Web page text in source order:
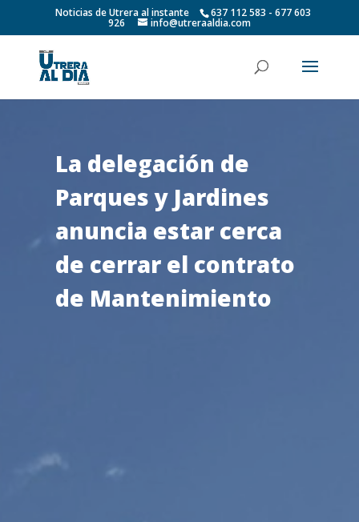
Noticias de Utrera al instante 637 112 583 - 677 603
926 info@utreraaldia.com
La delegación de
Parques y Jardines
anuncia estar cerca
de cerrar el contrato
de Mantenimiento